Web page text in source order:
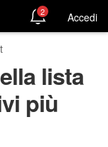
2 Accedi
lista
più